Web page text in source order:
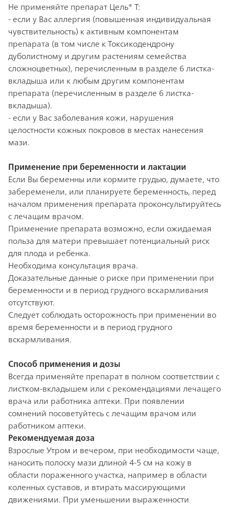
Не применяйте препарат Цель® Т:
- если у Вас аллергия (повышенная индивидуальная
чувствительность) к активным компонентам
препарата (в том числе к Токсикодендрону
дуболистному и другим растениям семейства
сложноцветных), перечисленным в разделе 6 листка-
вкладыша или к любым другим компонентам
препарата (перечисленным в разделе 6 листка-
вкладыша).
- если у Вас заболевания кожи, нарушения
целостности кожных покровов в местах нанесения
мази.
Применение при беременности и лактации
Если Вы беременны или кормите грудью, думаете, что
забеременели, или планируете беременность, перед
началом применения препарата проконсультируйтесь
с лечащим врачом.
Применение препарата возможно, если ожидаемая
польза для матери превышает потенциальный риск
для плода и ребенка.
Необходима консультация врача.
Доказательные данные о риске при применении при
беременности и в период грудного вскармливания
отсутствуют.
Следует соблюдать осторожность при применении во
время беременности и в период грудного
вскармливания.
Способ применения и дозы
Всегда применяйте препарат в полном соответствии с
листком-вкладышем или с рекомендациями лечащего
врача или работника аптеки. При появлении
сомнений посоветуйтесь с лечащим врачом или
работником аптеки.
Рекомендуемая доза
Взрослые Утром и вечером, при необходимости чаще,
наносить полоску мази длиной 4-5 см на кожу в
области пораженного участка, например в области
коленных суставов, и втирать массирующими
движениями. При уменьшении выраженности